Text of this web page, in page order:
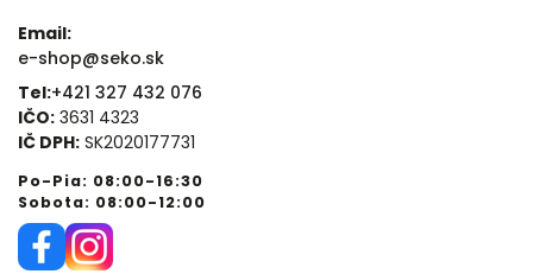
Email:
e-shop@seko.sk
Tel:+421 327 432 076
IČO: 3631 4323
IČ DPH: SK2020177731
Po-Pia: 08:00-16:30
Sobota: 08:00-12:00